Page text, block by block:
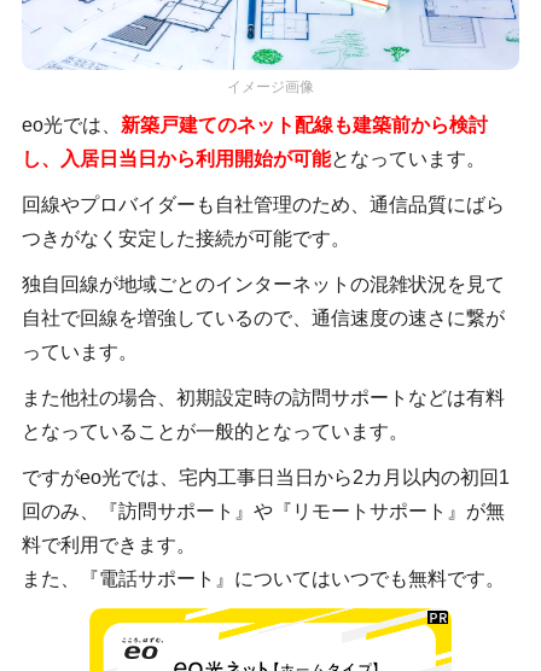
イメージ画像
eo光では、 新築戸建てのネット配線も建築前から検討
し、入居日当日から利用開始が可能となっています。
回線やプロバイダーも自社管理のため、通信品質にばら
つきがなく安定した接続が可能です。
独自回線が地域ごとのインターネットの混雑状況を見て
自社で回線を増強しているので、通信速度の速さに繋が
っています。
また他社の場合、初期設定時の訪問サポートなどは有料
となっていることが一般的となっています。
ですがeo光では、宅内工事日当日から2カ月以内の初回1
回のみ、『訪問サポート』や『リモートサポート』が無
料で利用できます。
また、『電話サポート』についてはいつでも無料です。